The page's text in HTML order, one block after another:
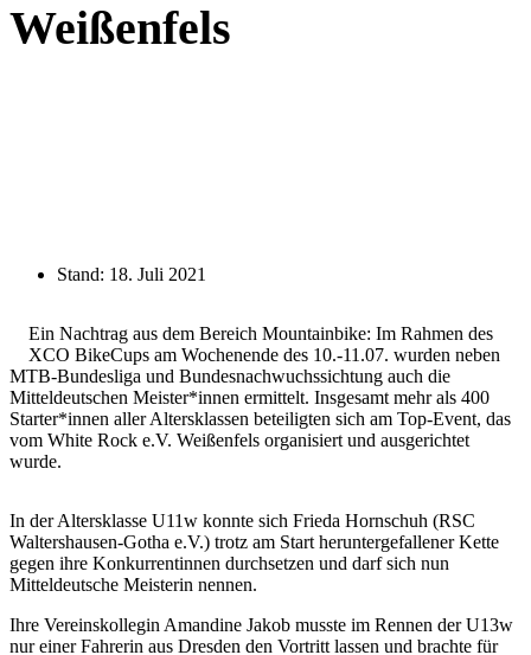
Weißenfels
Stand: 18. Juli 2021
Ein Nachtrag aus dem Bereich Mountainbike: Im Rahmen des
XCO BikeCups am Wochenende des 10.-11.07. wurden neben
MTB-Bundesliga und Bundesnachwuchssichtung auch die
Mitteldeutschen Meister*innen ermittelt. Insgesamt mehr als 400
Starter*innen aller Altersklassen beteiligten sich am Top-Event, das
vom White Rock e.V. Weißenfels organisiert und ausgerichtet
wurde.
In der Altersklasse U11w konnte sich Frieda Hornschuh (RSC
Waltershausen-Gotha e.V.) trotz am Start heruntergefallener Kette
gegen ihre Konkurrentinnen durchsetzen und darf sich nun
Mitteldeutsche Meisterin nennen.
Ihre Vereinskollegin Amandine Jakob musste im Rennen der U13w
nur einer Fahrerin aus Dresden den Vortritt lassen und brachte für